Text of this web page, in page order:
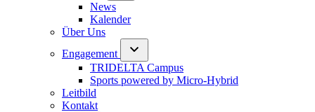
News
Kalender
Über Uns
Engagement
TRIDELTA Campus
Sports powered by Micro-Hybrid
Leitbild
Kontakt